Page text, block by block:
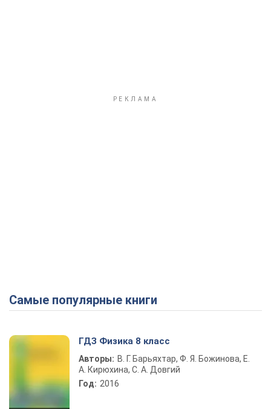
Самые популярные книги
ГДЗ Физика 8 класс
Авторы: В. Г. Барьяхтар, Ф. Я. Божинова, Е.
А. Кирюхина, С. А. Довгий
Год: 2016